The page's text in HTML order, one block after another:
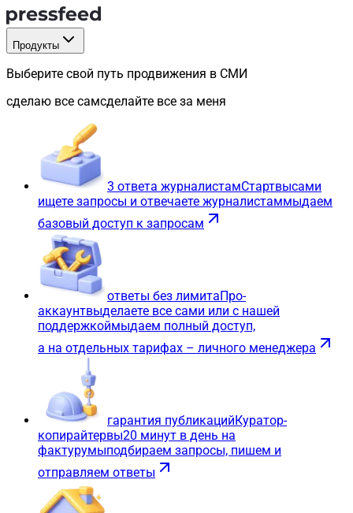
Продукты
Выберите свой путь продвижения в СМИ
сделаю все самсделайте все за меня
3 ответа журналистамСтартвысами
ищете запросы и отвечаете журналистаммыдаем
базовый доступ к запросам
ответы без лимитаПро-
аккаунтвыделаете все сами или с нашей
поддержкоймыдаем полный доступ,
а на отдельных тарифах – личного менеджера
гарантия публикацийКуратор-
копирайтервы20 минут в день на
фактурумыподбираем запросы, пишем и
отправляем ответы